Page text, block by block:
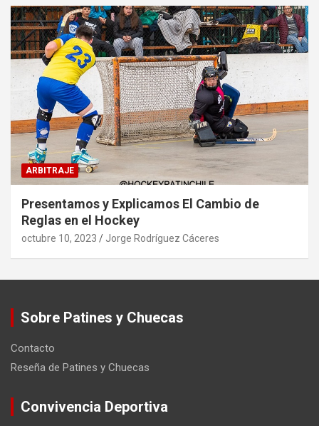
ARBITRAJE
Presentamos y Explicamos El Cambio de
Reglas en el Hockey
octubre 10, 2023 Jorge Rodríguez Cáceres
Sobre Patines y Chuecas
Contacto
Reseña de Patines y Chuecas
Convivencia Deportiva